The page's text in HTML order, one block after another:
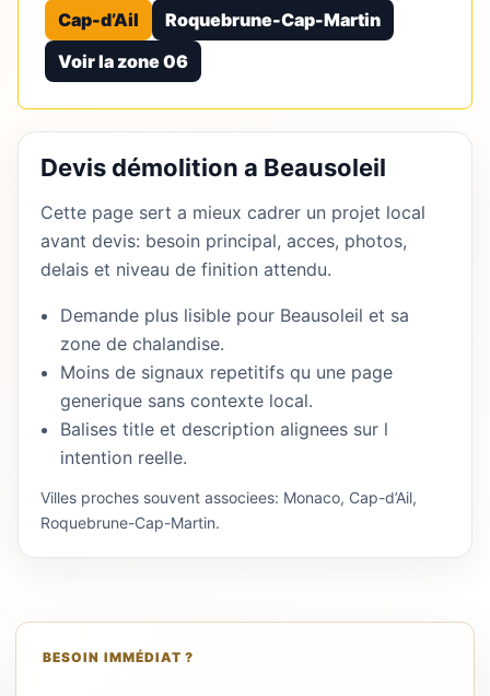
Cap-d’Ail
Roquebrune-Cap-Martin
Voir la zone 06
Devis démolition a Beausoleil
Cette page sert a mieux cadrer un projet local
avant devis: besoin principal, acces, photos,
delais et niveau de finition attendu.
Demande plus lisible pour Beausoleil et sa
zone de chalandise.
Moins de signaux repetitifs qu une page
generique sans contexte local.
Balises title et description alignees sur l
intention reelle.
Villes proches souvent associees: Monaco, Cap-d’Ail,
Roquebrune-Cap-Martin.
BESOIN IMMÉDIAT ?